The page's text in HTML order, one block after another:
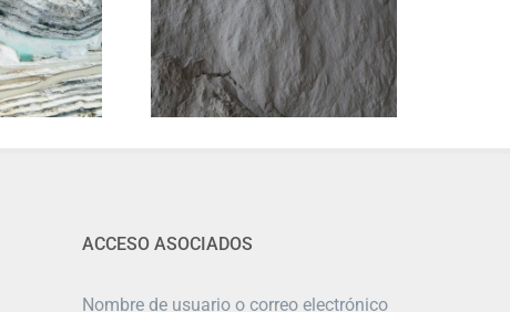
ACCESO ASOCIADOS
Nombre de usuario o correo electrónico